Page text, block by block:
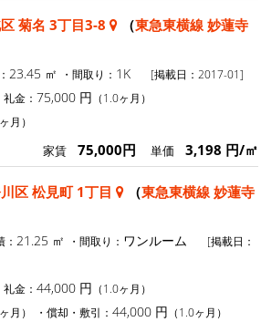
菊名 3丁目3-8 （東急東横線 妙蓮寺
23.45 ㎡ ・間取り： 1K
[掲載日：2017-01]
礼金： 75,000 円 （1.0ヶ月）
月）
家賃 75,000円 単価 3,198 円/㎡
区 松見町 1丁目 （東急東横線 妙蓮寺
： 21.25 ㎡ ・間取り： ワンルーム
[掲載日：
礼金： 44,000 円 （1.0ヶ月）
月） ・償却・敷引： 44,000 円 （1.0ヶ月）